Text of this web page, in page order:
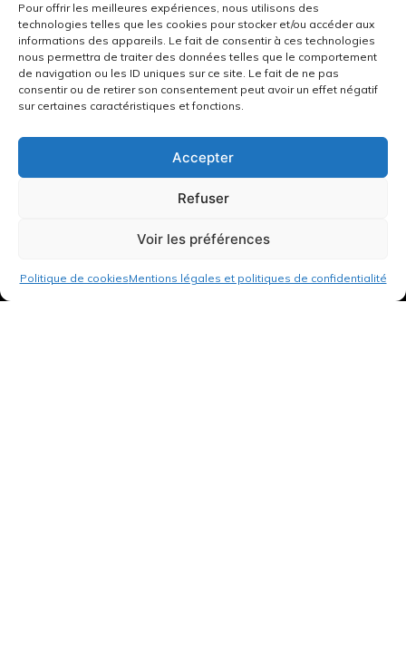
Pour offrir les meilleures expériences, nous utilisons des
technologies telles que les cookies pour stocker et/ou accéder aux
informations des appareils. Le fait de consentir à ces technologies
nous permettra de traiter des données telles que le comportement
de navigation ou les ID uniques sur ce site. Le fait de ne pas
consentir ou de retirer son consentement peut avoir un effet négatif
sur certaines caractéristiques et fonctions.
Accepter
Refuser
Voir les préférences
Politique de cookiesMentions légales et politiques de confidentialité